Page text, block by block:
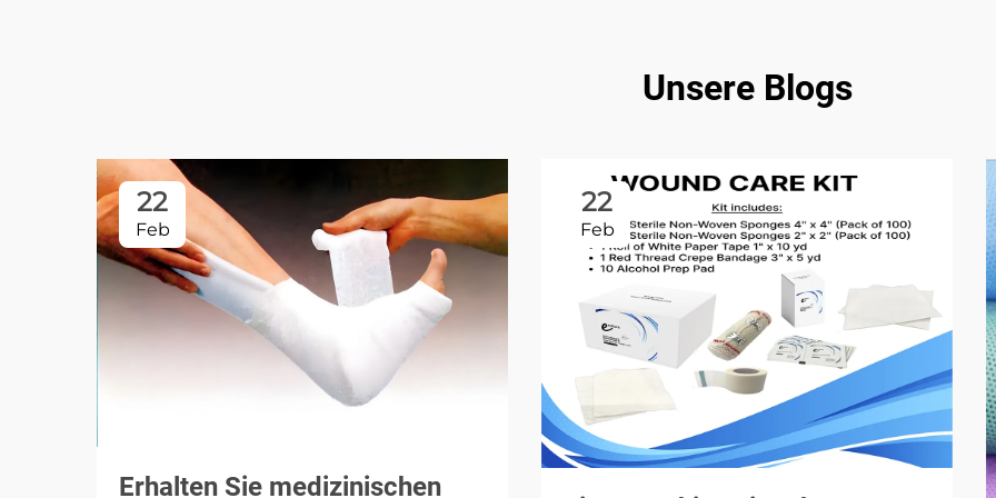
Unsere Blogs
22
Feb
Erhalten Sie medizinischen
22
Feb